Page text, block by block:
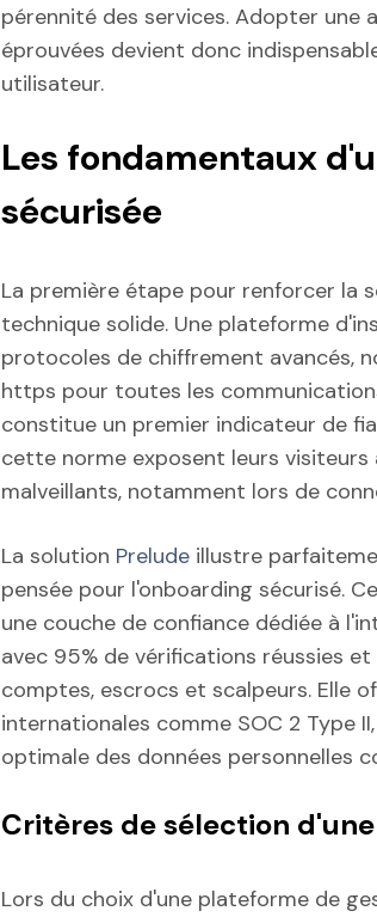
pérennité des services. Adopter
éprouvées devient donc
utilisateur.
Les fondamentaux
sécurisée
La première étape pour renforcer la
technique solide. Une plateforme
protocoles de chiffrement avancés,
https pour toutes les
constitue un premier indicateur de
cette norme exposent leurs
malveillants, notamment lors de
La solution Prelude illustre
pensée pour l'onboarding sécurisé.
une couche de confiance dédiée à
avec 95% de vérifications réussies
comptes, escrocs et scalpeurs. Elle
internationales comme SOC 2 Type
optimale des données personnelles
Critères de sélection
Lors du choix d'une plateforme de